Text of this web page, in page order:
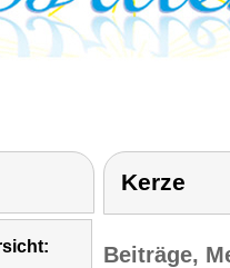
Kerze
Beiträge,